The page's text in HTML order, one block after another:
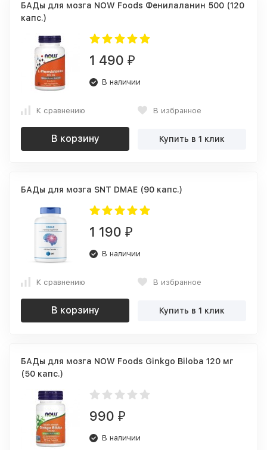
БАДы для мозга NOW Foods Фенилаланин 500 (120
капс.)
1 490 ₽
В наличии
К сравнению В избранное
В корзину Купить в 1 клик
БАДы для мозга SNT DMAE (90 капс.)
1 190 ₽
В наличии
К сравнению В избранное
В корзину Купить в 1 клик
БАДы для мозга NOW Foods Ginkgo Biloba 120 мг
(50 капс.)
990 ₽
В наличии